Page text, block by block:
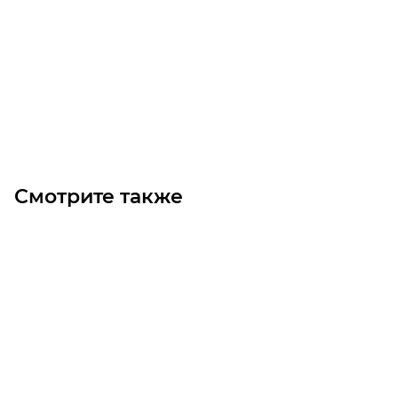
Смотрите также